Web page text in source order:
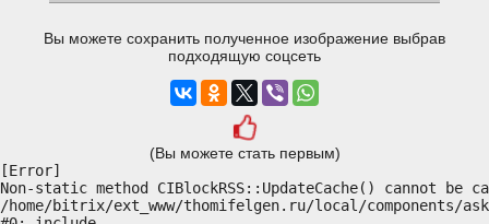
Вы можете сохранить полученное изображение выбрав
подходящую соцсеть
(Вы можете стать первым)
[Error]
Non-static method CIBlockRSS::UpdateCache() cannot
/home/bitrix/ext_www/thomifelgen.ru/local/components/